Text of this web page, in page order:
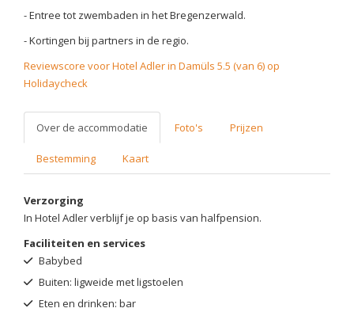
- Entree tot zwembaden in het Bregenzerwald.
- Kortingen bij partners in de regio.
Reviewscore voor Hotel Adler in Damüls 5.5 (van 6) op
Holidaycheck
Over de accommodatie Foto's Prijzen
Bestemming Kaart
Verzorging
In Hotel Adler verblijf je op basis van halfpension.
Faciliteiten en services
Babybed
Buiten: ligweide met ligstoelen
Eten en drinken: bar